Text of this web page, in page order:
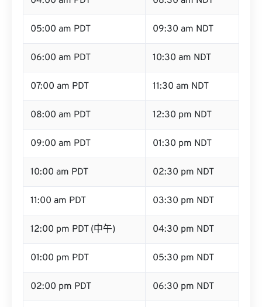
05:00 am PDT 09:30 am NDT
06:00 am PDT 10:30 am NDT
07:00 am PDT 11:30 am NDT
08:00 am PDT 12:30 pm NDT
09:00 am PDT 01:30 pm NDT
10:00 am PDT 02:30 pm NDT
11:00 am PDT 03:30 pm NDT
12:00 pm PDT (中午) 04:30 pm NDT
01:00 pm PDT 05:30 pm NDT
02:00 pm PDT 06:30 pm NDT